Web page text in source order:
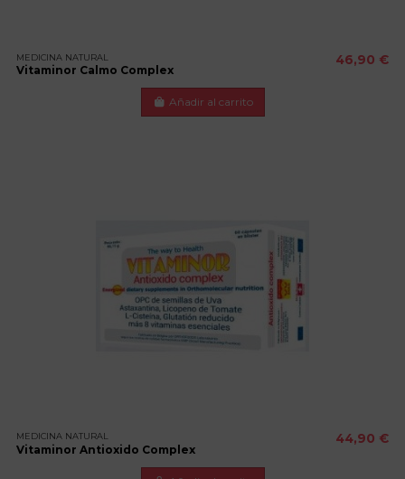
MEDICINA NATURAL
Vitaminor Calmo Complex
46,90 €
Añadir al carrito
MEDICINA NATURAL
Vitaminor Antioxido Complex
44,90 €